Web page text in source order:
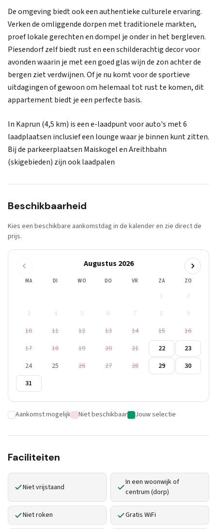
De omgeving biedt ook een authentieke culturele ervaring.
Verken de omliggende dorpen met traditionele markten,
proef lokale gerechten en dompel je onder in het bergleven.
Piesendorf zelf biedt rust en een schilderachtig decor voor
avonden waarin je met een goed glas wijn de zon achter de
bergen ziet verdwijnen. Of je nu komt voor de sportieve
uitdagingen of gewoon om helemaal tot rust te komen, dit
appartement biedt je een perfecte basis.
In Kaprun (4,5 km) is een e-laadpunt voor auto's met 6
laadplaatsen inclusief een lounge waar je binnen kunt zitten.
Bij de parkeerplaatsen Maiskogel en Areithbahn
(skigebieden) zijn ook laadpalen
Beschikbaarheid
Kies een beschikbare aankomstdag in de kalender en zie direct de
prijs.
Augustus 2026
MA DI WO DO VR ZA ZO
1
2
3
4 5 6 7 8
9
10
11 12 13 14 15
16
17
18 19 20 21 22
23
24
25 26 27 28 29
30
31
Aankomst mogelijk Niet beschikbaar Jouw selectie
Faciliteiten
Niet vrijstaand
In een woonwijk of
centrum (dorp)
Niet roken Gratis WiFi